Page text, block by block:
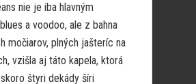
nie je iba hlavným
a voodoo, ale z bahna
močiarov, plných jašteríc na
vzišla aj táto kapela, ktorá
štyri dekády šíri